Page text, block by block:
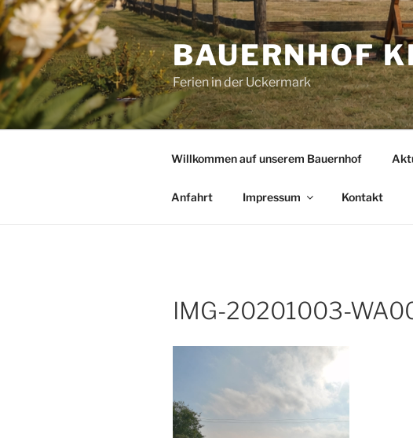
Zum
Inhalt
springen
BAUERNHOF
Ferien in der Uckermark
Willkommen auf unserem Bauernhof
Anfahrt Impressum Kontakt
IMG-20201003-